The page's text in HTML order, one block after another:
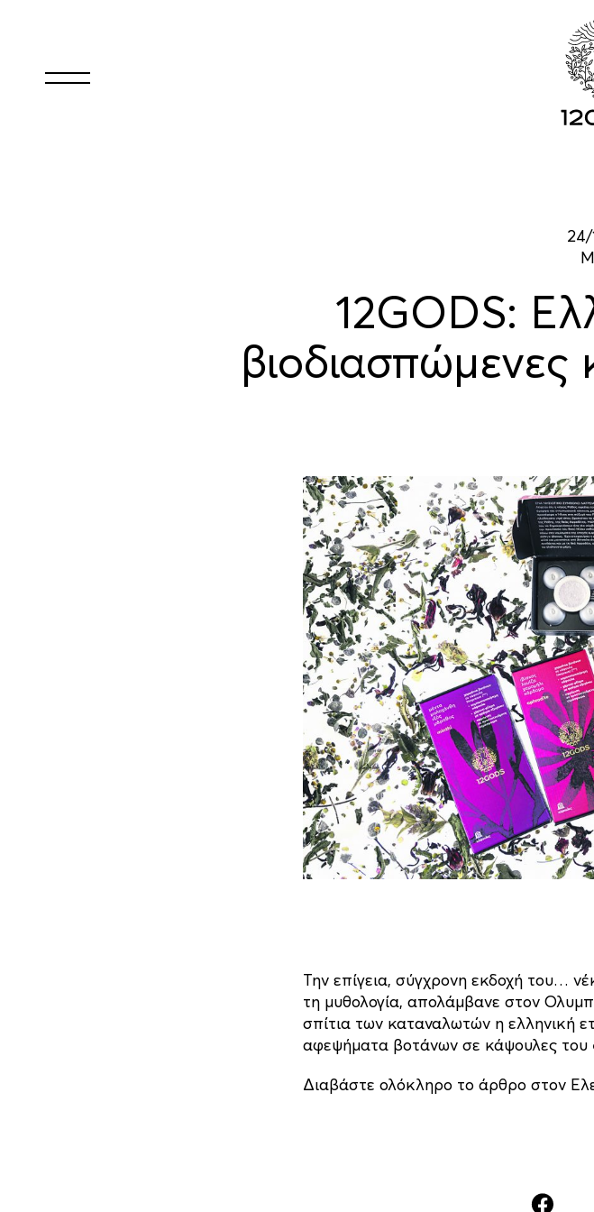
24/
12GODS:
Την επίγεια, σύγχρονη εκδοχή του…
τη μυθολογία, απολάμβανε στον
σπίτια των καταναλωτών η ελληνική
αφεψήματα βοτάνων σε κάψουλες του
Διαβάστε ολόκληρο το άρθρο στον